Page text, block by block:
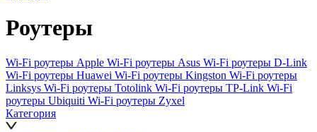
Роутеры
Wi-Fi роутеры Apple Wi-Fi роутеры Asus Wi-Fi роутеры D-Link
Wi-Fi роутеры Huawei Wi-Fi роутеры Kingston Wi-Fi роутеры
Linksys Wi-Fi роутеры Totolink Wi-Fi роутеры TP-Link Wi-Fi
роутеры Ubiquiti Wi-Fi роутеры Zyxel
Категория